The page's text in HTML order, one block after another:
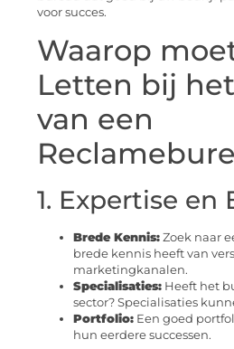
voor succes.
Waarop
Letten bij
van een
1. Expertise en
Brede Kennis: Zoek naar
brede kennis heeft van
marketingkanalen.
Specialisaties: Heeft het
sector? Specialisaties
Portfolio: Een goed
hun eerdere successen.